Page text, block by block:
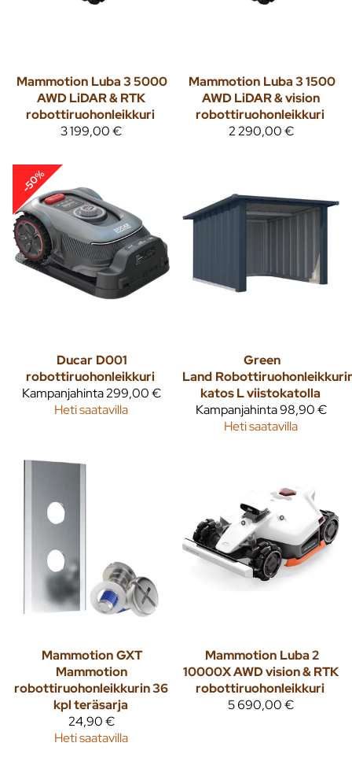
Mammotion Luba 3 5000
AWD LiDAR & RTK
robottiruohonleikkuri
3 199,00 €
Mammotion Luba 3 1500
AWD LiDAR & vision
robottiruohonleikkuri
2 290,00 €
-50%
Ducar D001
robottiruohonleikkuri
Kampanjahinta299,00 €
Heti saatavilla
Green
Land
katos L viistokatolla
Kampanjahinta98,90 €
Heti saatavilla
MammotionGXT
Mammotion
robottiruohonleikkurin 36
kpl teräsarja
24,90 €
Heti saatavilla
Mammotion Luba 2
10000X AWD vision & RTK
robottiruohonleikkuri
5 690,00 €